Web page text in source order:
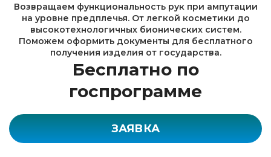
Возвращаем функциональность рук при ампутации
на уровне предплечья. От легкой косметики до
высокотехнологичных бионических систем.
Поможем оформить документы для бесплатного
получения изделия от государства.
Бесплатно по
госпрограмме
ЗАЯВКА